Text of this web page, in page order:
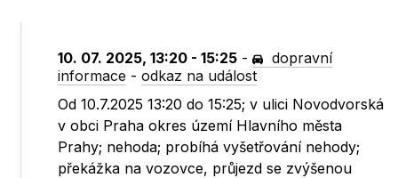
10. 07. 2025, 13:20 - 15:25 -
dopravní
informace -odkaz na událost
Od 10.7.2025 13:20 do 15:25; v ulici Novodvorská
v obci Praha okres území Hlavního města
Prahy; nehoda; probíhá vyšetřování nehody;
překážka na vozovce, průjezd se zvýšenou